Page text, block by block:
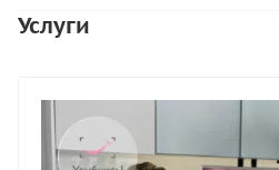
Услуги